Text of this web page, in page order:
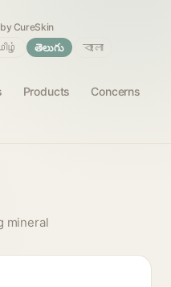
by CureSkin
Products
Concerns
తెలుగు
বাংলা
mineral